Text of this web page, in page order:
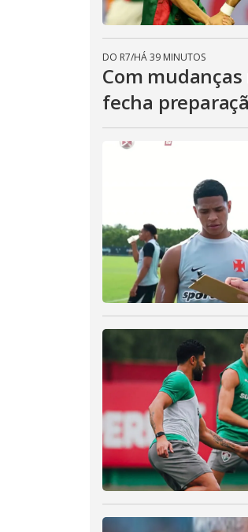
DO R7/HÁ 39 MINUTOS
Com
fecha